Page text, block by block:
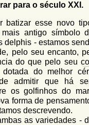
para o século XXI.
batizar esse novo
antigo símbolo
delphis - estamos
pelo seu encanto,
do que pelo seu
do melhor
admitir que há
os golfinhos do
forma de
descrevendo.
as variedades -